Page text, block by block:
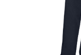
Beechfield
Blakläder
Claude